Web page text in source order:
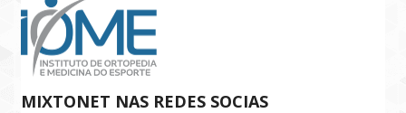
MIXTONET NAS REDES SOCIAS